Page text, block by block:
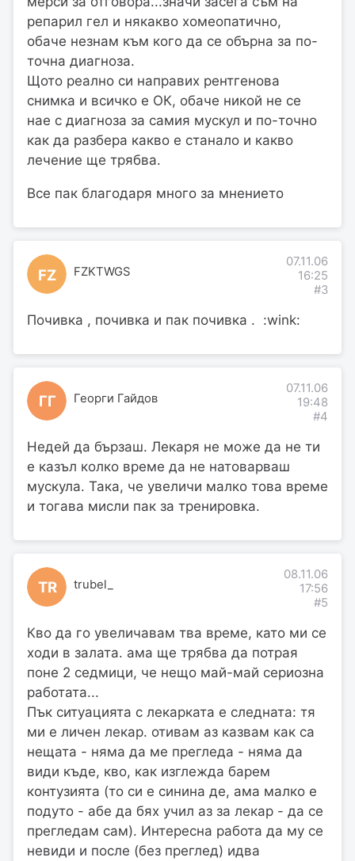
репарил гел и някакво хомеопатично,
обаче незнам към кого да се обърна за по-
точна диагноза.
Щото реално си направих рентгенова
снимка и всичко е ОК, обаче никой не се
нае с диагноза за самия мускул и по-точно
как да разбера какво е станало и какво
лечение ще трябва.
Все пак благодаря много за мнението
FZ FZKTWGS
07.11.06
16:25
#3
Почивка , почивка и пак почивка . :wink:
ГГ Георги Гайдов
07.11.06
19:48
#4
Недей да бързаш. Лекаря не може да не ти
е казъл колко време да не натоварваш
мускула. Така, че увеличи малко това време
и тогава мисли пак за тренировка.
TR trubel_
08.11.06
17:56
#5
Кво да го увеличавам тва време, като ми се
ходи в залата. ама ще трябва да потрая
поне 2 седмици, че нещо май-май сериозна
работата...
Пък ситуацията с лекарката е следната: тя
ми е личен лекар. отивам аз казвам как са
нещата - няма да ме прегледа - няма да
види къде, кво, как изглежда барем
контузията (то си е синина де, ама малко е
подуто - абе да бях учил аз за лекар - да се
прегледам сам). Интересна работа да му се
невиди и после (без преглед) идва